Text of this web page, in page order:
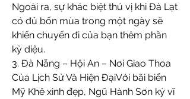
Ngoài ra, sự khác biệt thú vị khi Đà Lạt
có đủ bốn mùa trong một ngày sẽ
khiến chuyến đi của bạn thêm phần
kỳ diệu.
3. Đà Nẵng – Hội An – Nơi Giao Thoa
Của Lịch Sử Và Hiện ĐạiVới bãi biển
Mỹ Khê xinh đẹp, Ngũ Hành Sơn kỳ vĩ